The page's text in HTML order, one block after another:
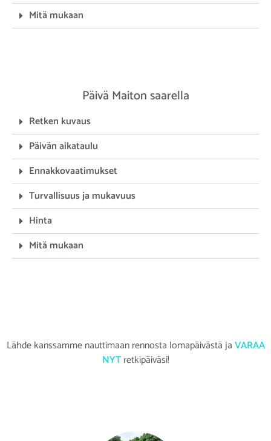
Mitä mukaan
Päivä Maiton saarella
Retken kuvaus
Päivän aikataulu
Ennakkovaatimukset
Turvallisuus ja mukavuus
Hinta
Mitä mukaan
Lähde kanssamme nauttimaan rennosta lomapäivästä jaVARAA
NYT retkipäiväsi!